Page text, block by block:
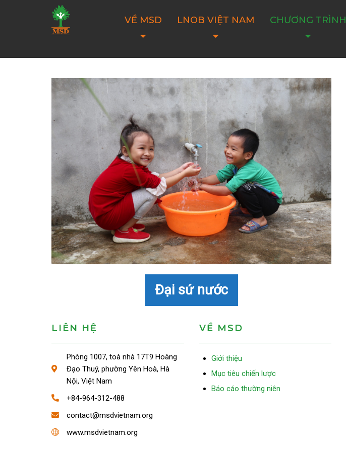
VỀ MSD LNOB VIỆT NAM CHƯƠNG TRÌNH
Đại sứ nước
LIÊN HỆ
Phòng 1007, toà nhà 17T9 Hoàng
Đạo Thuý, phường Yên Hoà, Hà
Nội, Việt Nam
+84-964-312-488
contact@msdvietnam.org
www.msdvietnam.org
VỀ MSD
Giới thiệu
Mục tiêu chiến lược
Báo cáo thường niên